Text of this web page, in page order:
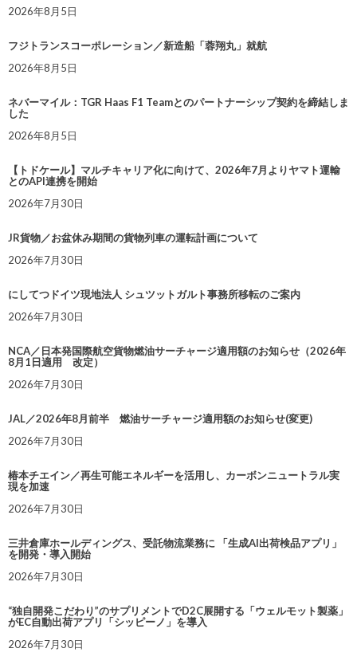
2026年8月5日
フジトランスコーポレーション／新造船「蓉翔丸」就航
2026年8月5日
ネバーマイル：TGR Haas F1 Teamとのパートナーシップ契約を締結しま
した
2026年8月5日
【トドケール】マルチキャリア化に向けて、2026年7月よりヤマト運輸
とのAPI連携を開始
2026年7月30日
JR貨物／お盆休み期間の貨物列車の運転計画について
2026年7月30日
にしてつドイツ現地法人 シュツットガルト事務所移転のご案内
2026年7月30日
NCA／日本発国際航空貨物燃油サーチャージ適用額のお知らせ（2026年
8月1日適用 改定）
2026年7月30日
JAL／2026年8月前半 燃油サーチャージ適用額のお知らせ(変更)
2026年7月30日
椿本チエイン／再生可能エネルギーを活用し、カーボンニュートラル実
現を加速
2026年7月30日
三井倉庫ホールディングス、受託物流業務に 「生成AI出荷検品アプリ」
を開発・導入開始
2026年7月30日
“独自開発こだわり”のサプリメントでD2C展開する「ウェルモット製薬」
がEC自動出荷アプリ「シッピーノ」を導入
2026年7月30日